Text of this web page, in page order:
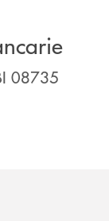
08735